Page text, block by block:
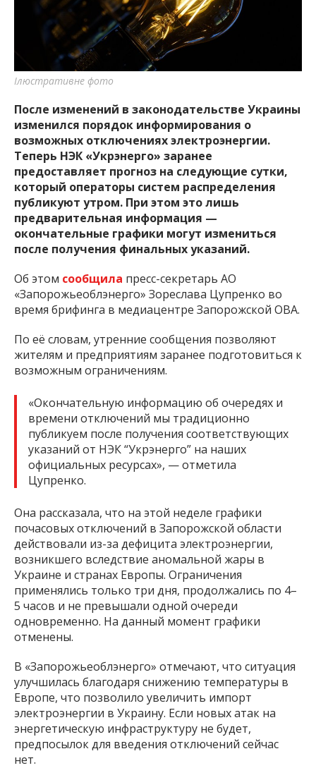
важную информацию о событиях
города Запорожья и области.
Ілюстративне фото
После изменений в законодательстве Украины
изменился порядок информирования о
возможных отключениях электроэнергии.
Теперь НЭК «Укрэнерго» заранее
предоставляет прогноз на следующие сутки,
который операторы систем распределения
публикуют утром. При этом это лишь
предварительная информация —
окончательные графики могут измениться
после получения финальных указаний.
Об этом сообщила пресс-секретарь АО
«Запорожьеоблэнерго» Зореслава Цупренко во
время брифинга в медиацентре Запорожской ОВА.
По её словам, утренние сообщения позволяют
жителям и предприятиям заранее подготовиться к
возможным ограничениям.
«Окончательную информацию об очередях и
времени отключений мы традиционно
публикуем после получения соответствующих
указаний от НЭК “Укрэнерго” на наших
официальных ресурсах», — отметила
Цупренко.
Она рассказала, что на этой неделе графики
почасовых отключений в Запорожской области
действовали из-за дефицита электроэнергии,
возникшего вследствие аномальной жары в
Украине и странах Европы. Ограничения
применялись только три дня, продолжались по 4–
5 часов и не превышали одной очереди
одновременно. На данный момент графики
отменены.
В «Запорожьеоблэнерго» отмечают, что ситуация
улучшилась благодаря снижению температуры в
Европе, что позволило увеличить импорт
электроэнергии в Украину. Если новых атак на
энергетическую инфраструктуру не будет,
предпосылок для введения отключений сейчас
нет.